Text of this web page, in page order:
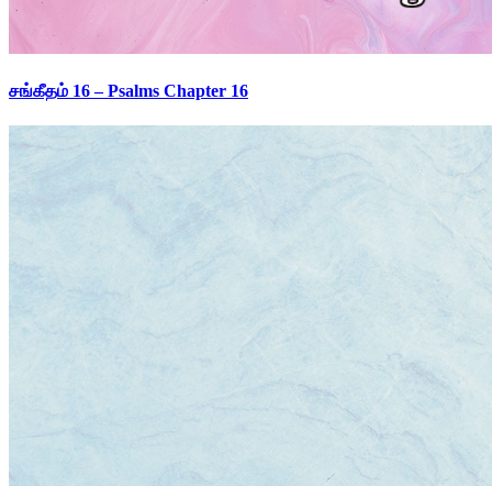
சங்கீதம் 16 – Psalms Chapter 16